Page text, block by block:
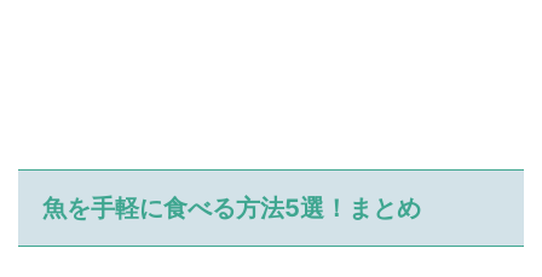
魚を手軽に食べる方法5選！まとめ